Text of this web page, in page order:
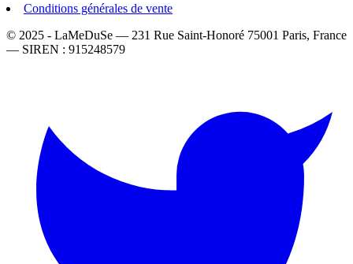
Conditions générales de vente
© 2025 - LaMeDuSe — 231 Rue Saint-Honoré 75001 Paris, France
— SIREN : 915248579